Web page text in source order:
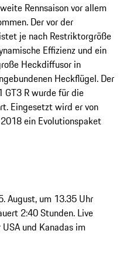
Rennsaison vor allem
Der vor der
je nach Restriktorgröße
Effizienz und ein
Heckdiffusor in
Heckflügel. Der
R wurde für die
Eingesetzt wird er von
ein Evolutionspaket
August, um 13.35 Uhr
2:40 Stunden. Live
und Kanadas im